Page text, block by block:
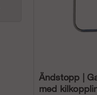
Ändstopp |
med